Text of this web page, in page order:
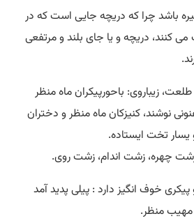
باشد چرا که دریچه جایی است که در
کنند، دریچه و یا جای بلند و مرتفعی
زیباروی: باحورپیکران ماه منظر
نوشند، کنیزکان ماه منظر و دختران
یسار تخت ایستاده.
چهره، زشت اندام، زشت روی.
پیکری خوف انگیز دارد : پیلی پدید آمد
منظر.